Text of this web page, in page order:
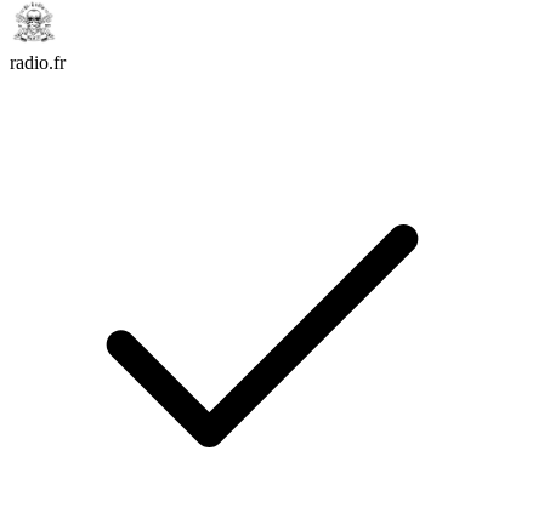
radio.fr